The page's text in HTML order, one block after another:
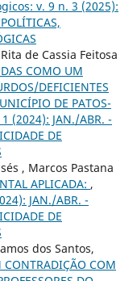
v. 9 n. 3 (2025):
de Cassia Feitosa
COMO UM
DEFICIENTES
DE PATOS-
(2024): JAN./ABR. -
DE
, Marcos Pastana
APLICADA: ,
JAN./ABR. -
DE
dos Santos,
COM